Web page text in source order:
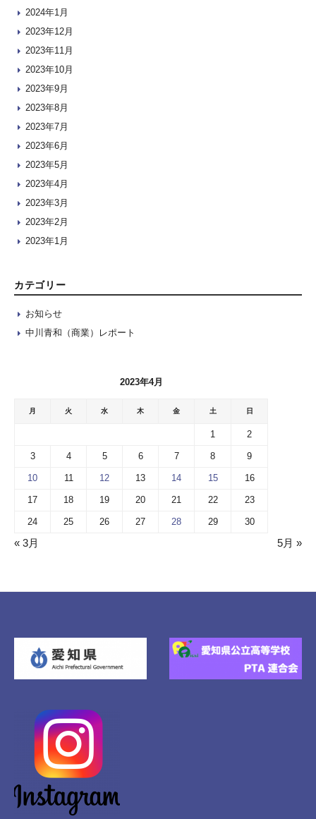
2024年1月
2023年12月
2023年11月
2023年10月
2023年9月
2023年8月
2023年7月
2023年6月
2023年5月
2023年4月
2023年3月
2023年2月
2023年1月
カテゴリー
お知らせ
中川青和（商業）レポート
2023年4月
月 火 水 木 金 土 日
1 2
3 4 5 6 7 8 9
10 11 12 13 14 15 16
17 18 19 20 21 22 23
24 25 26 27 28 29 30
« 3月 5月 »